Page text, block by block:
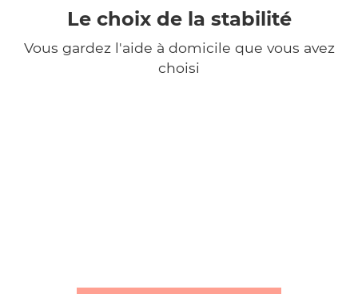
Le choix de la stabilité
Vous gardez l'aide à domicile que vous avez
choisi